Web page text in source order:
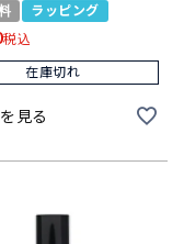
ラッピング
税込
在庫切れ
見る